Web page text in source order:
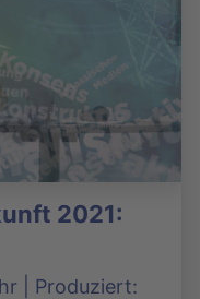
2021:
| Produziert: